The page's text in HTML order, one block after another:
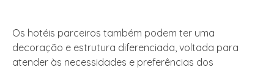
Os hotéis parceiros também podem ter uma
decoração e estrutura diferenciada, voltada para
atender às necessidades e preferências dos